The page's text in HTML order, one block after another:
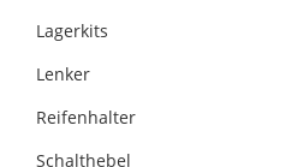
Lagerkits
Lenker
Reifenhalter
Schalthebel